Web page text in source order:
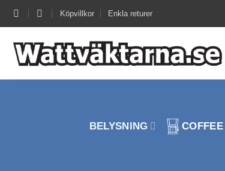
Skip
Köpvillkor Enkla returer
BELYSNING